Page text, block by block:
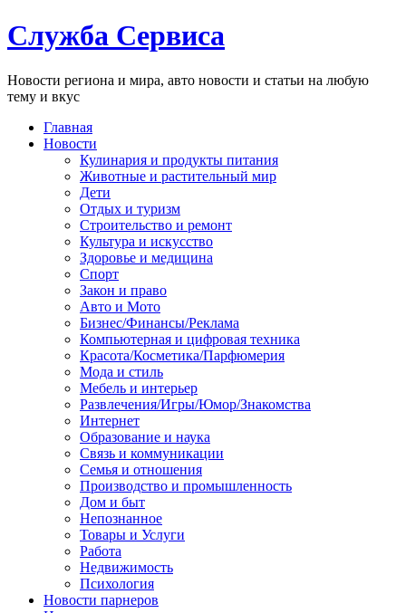
Служба Сервиса
Новости региона и мира, авто новости и статьи на любую
тему и вкус
Главная
Новости
Кулинария и продукты питания
Животные и растительный мир
Дети
Отдых и туризм
Строительство и ремонт
Культура и искусство
Здоровье и медицина
Спорт
Закон и право
Авто и Мото
Бизнес/Финансы/Реклама
Компьютерная и цифровая техника
Красота/Косметика/Парфюмерия
Мода и стиль
Мебель и интерьер
Развлечения/Игры/Юмор/Знакомства
Интернет
Образование и наука
Связь и коммуникации
Семья и отношения
Производство и промышленность
Дом и быт
Непознанное
Товары и Услуги
Работа
Недвижимость
Психология
Новости парнеров